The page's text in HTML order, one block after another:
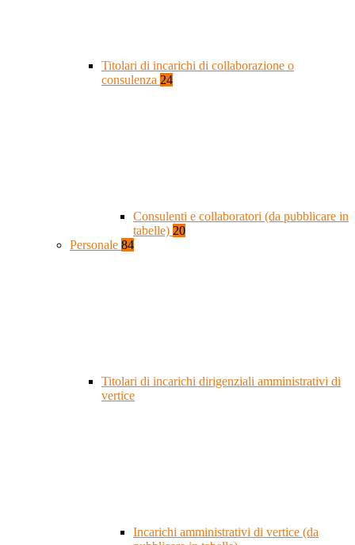
Titolari di incarichi di collaborazione o
consulenza 24
Consulenti e collaboratori (da pubblicare in
tabelle) 20
Personale 84
Titolari di incarichi dirigenziali amministrativi di
vertice
Incarichi amministrativi di vertice (da